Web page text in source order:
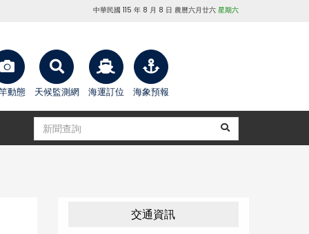
中華民國 115 年 8 月 8 日 農曆六月廿六 星期六
動態 天候監測網 海運訂位 海象預報
交通資訊